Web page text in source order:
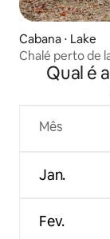
Cabana ⋅ Lake
Chalé perto de
Qual é
Mês
Jan.
Fev.